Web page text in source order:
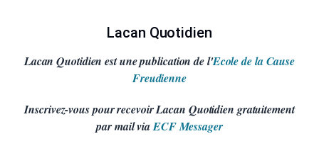
Lacan Quotidien
Lacan Quotidien est une publication de l'Ecole de la Cause
Freudienne
Inscrivez-vous pour recevoir Lacan Quotidien gratuitement
par mail viaECF Messager